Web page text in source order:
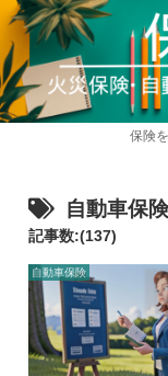
保険
自動車保険
記事数:(137)
自動車保険